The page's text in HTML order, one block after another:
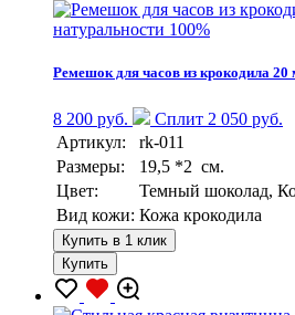
натуральности 100%
Ремешок для часов из крокодила 20
8 200 руб.
Сплит 2 050 руб.
Артикул:
rk-011
Размеры:
19,5 *2 см.
Цвет:
Темный шоколад,
Вид кожи: Кожа крокодила
Купить в 1 клик
Купить